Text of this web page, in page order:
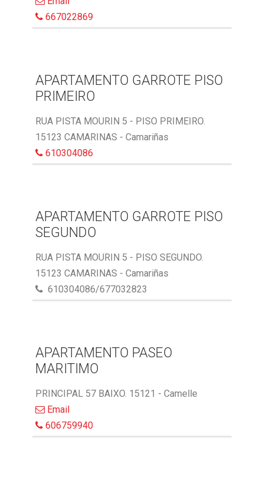
667022869
APARTAMENTO GARROTE PISO
PRIMEIRO
RUA PISTA MOURIN 5 - PISO PRIMEIRO.
15123 CAMARINAS - Camariñas
610304086
APARTAMENTO GARROTE PISO
SEGUNDO
RUA PISTA MOURIN 5 - PISO SEGUNDO.
15123 CAMARINAS - Camariñas
610304086/677032823
APARTAMENTO PASEO
MARITIMO
PRINCIPAL 57 BAIXO. 15121 - Camelle
Email
606759940